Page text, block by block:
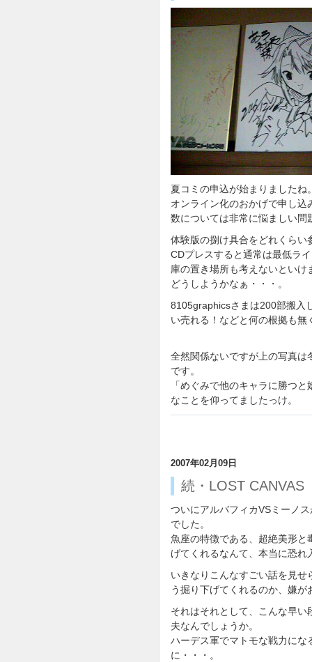
夏コミの申込が始まりましたね
オンライン化のおかげで申し
数については非常に悩ましい問
体験版の捌け具合をどれくら
CDプレスすると通常は最低ラ
庫の置き場所も考えないといけ
どうしようかなぁ・・・。
8105graphicsさまは200部搬入
い売れる！などと何の根拠も
全然関係ないですが上の写真
です。
「めぐみで他のキャラに勝つ
なことを仰ってましたっけ。
2007年02月09日
続・LOST CANVAS
ついにアルバフィカVSミーノ
でした。
魚座の特徴である、超絶美形
げてくれるなんて、本当に恐れ
いきなりこんなすごい話を見
う掘り下げてくれるのか、嫌
それはそれとして、こんな早
夫なんでしょうか。
ハーデス軍でマトモな戦力に
に・・・。